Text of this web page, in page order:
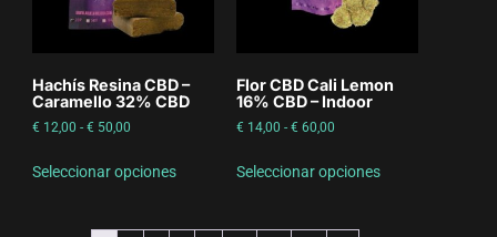
Hachís Resina CBD –
Caramello 32% CBD
€ 12,00 - € 50,00
Seleccionar opciones
Flor CBD Cali Lemon
16% CBD – Indoor
€ 14,00 - € 60,00
Seleccionar opciones